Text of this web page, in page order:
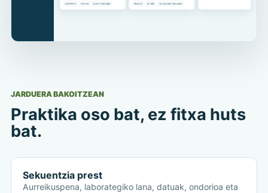
JARDUERA BAKOITZEAN
Praktika oso bat, ez fitxa huts
bat.
Sekuentzia prest
Aurreikuspena, laborategiko lana, datuak, ondorioa eta